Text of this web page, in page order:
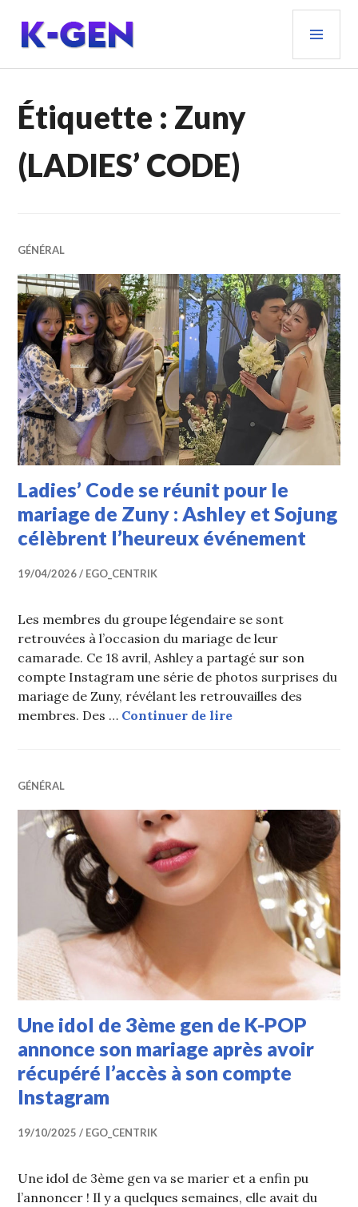
contenu
principal
K-GEN
Étiquette : Zuny
(LADIES’ CODE)
GÉNÉRAL
Ladies’ Code se réunit pour le
mariage de Zuny : Ashley et Sojung
célèbrent l’heureux événement
19/04/2026 EGO_CENTRIK
Les membres du groupe légendaire se sont
retrouvées à l’occasion du mariage de leur
camarade. Ce 18 avril, Ashley a partagé sur son
compte Instagram une série de photos surprises du
mariage de Zuny, révélant les retrouvailles des
membres. Des … Continuer de lireLadies’ Code se
GÉNÉRAL
Une idol de 3ème gen de K-POP
annonce son mariage après avoir
récupéré l’accès à son compte
Instagram
19/10/2025 EGO_CENTRIK
Une idol de 3ème gen va se marier et a enfin pu
l’annoncer ! Il y a quelques semaines, elle avait du